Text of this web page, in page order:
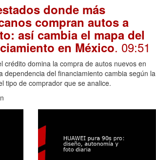
donde más
compran autos a
así cambia el mapa del
en México. 09:51
crédito domina la compra de autos nuevos en
dependencia del financiamiento cambia según la
tipo de comprador que se analice.